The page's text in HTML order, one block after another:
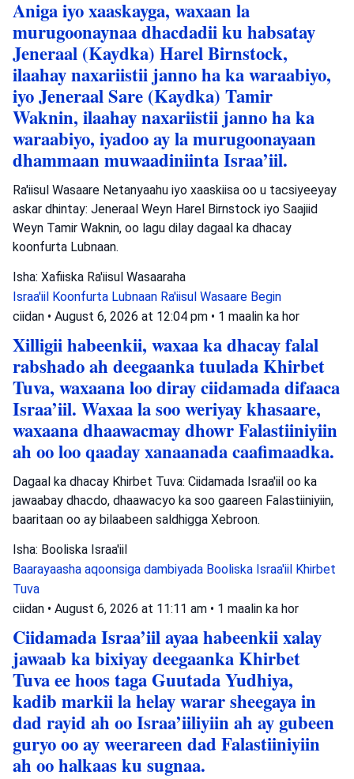
Aniga iyo xaaskayga, waxaan la
murugoonaynaa dhacdadii ku habsatay
Jeneraal (Kaydka) Harel Birnstock,
ilaahay naxariistii janno ha ka waraabiyo,
iyo Jeneraal Sare (Kaydka) Tamir
Waknin, ilaahay naxariistii janno ha ka
waraabiyo, iyadoo ay la murugoonayaan
dhammaan muwaadiniinta Israa’iil.
Ra'iisul Wasaare Netanyaahu iyo xaaskiisa oo u tacsiyeeyay
askar dhintay: Jeneraal Weyn Harel Birnstock iyo Saajiid
Weyn Tamir Waknin, oo lagu dilay dagaal ka dhacay
koonfurta Lubnaan.
Isha: Xafiiska Ra'iisul Wasaaraha
Israa'iil Koonfurta Lubnaan Ra'iisul Wasaare Begin
ciidan • August 6, 2026 at 12:04 pm • 1 maalin ka hor
Xilligii habeenkii, waxaa ka dhacay falal
rabshado ah deegaanka tuulada Khirbet
Tuva, waxaana loo diray ciidamada difaaca
Israa’iil. Waxaa la soo weriyay khasaare,
waxaana dhaawacmay dhowr Falastiiniyiin
ah oo loo qaaday xanaanada caafimaadka.
Dagaal ka dhacay Khirbet Tuva: Ciidamada Israa'iil oo ka
jawaabay dhacdo, dhaawacyo ka soo gaareen Falastiiniyiin,
baaritaan oo ay bilaabeen saldhigga Xebroon.
Isha: Booliska Israa'iil
Baarayaasha aqoonsiga dambiyada Booliska Israa'iil Khirbet
Tuva
ciidan • August 6, 2026 at 11:11 am • 1 maalin ka hor
Ciidamada Israa’iil ayaa habeenkii xalay
jawaab ka bixiyay deegaanka Khirbet
Tuva ee hoos taga Guutada Yudhiya,
kadib markii la helay warar sheegaya in
dad rayid ah oo Israa’iiliyiin ah ay gubeen
guryo oo ay weerareen dad Falastiiniyiin
ah oo halkaas ku sugnaa.